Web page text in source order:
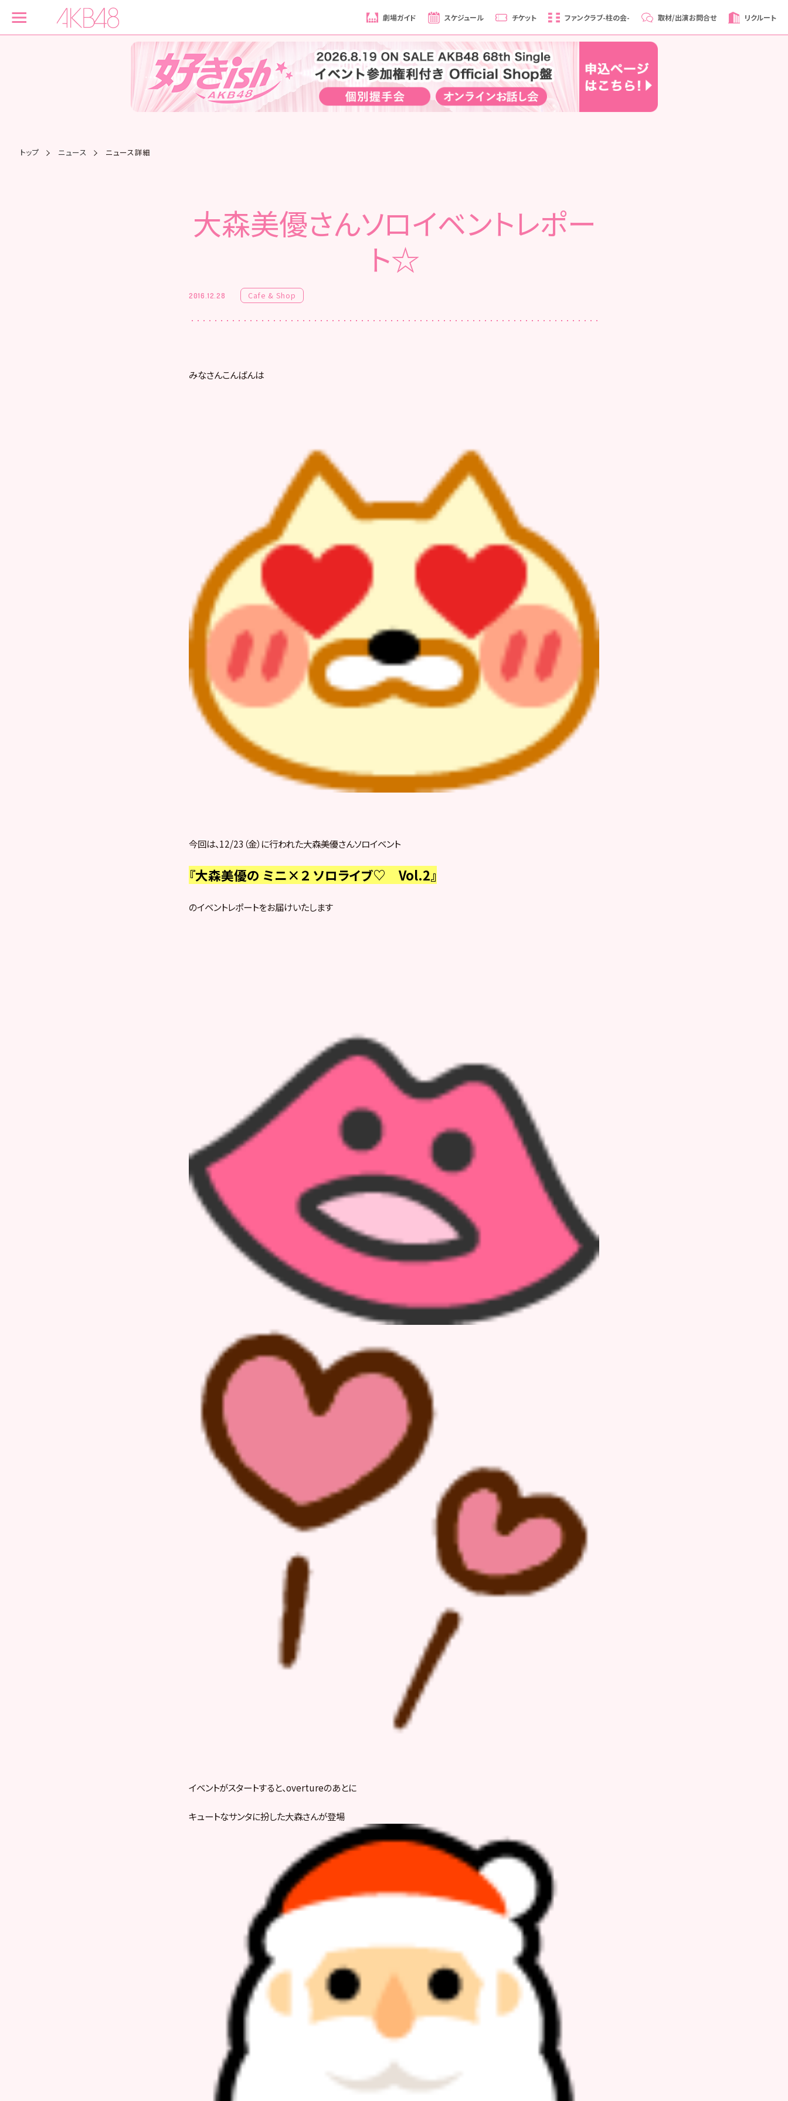
劇場ガイド スケジュール チケット ファンクラブ-柱の会- 取材/出演お問合せ リクルート
トップ ニュース ニュース詳細
大森美優さんソロイベントレポー
ト☆
2016.12.28 Cafe & Shop
みなさんこんばんは
今回は、12/23（金）に行われた大森美優さんソロイベント
『大森美優の ミニ×２ ソロライブ♡ Vol.2』
のイベントレポートをお届けいたします
イベントがスタートすると、overtureのあとに
キュートなサンタに扮した大森さんが登場